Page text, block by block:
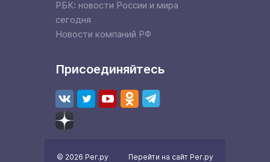
РБК: новости России и мира
сегодня
Новости компаний РФ
Присоединяйтесь
© 2026 Рег.ру Перейти на сайт Рег.ру